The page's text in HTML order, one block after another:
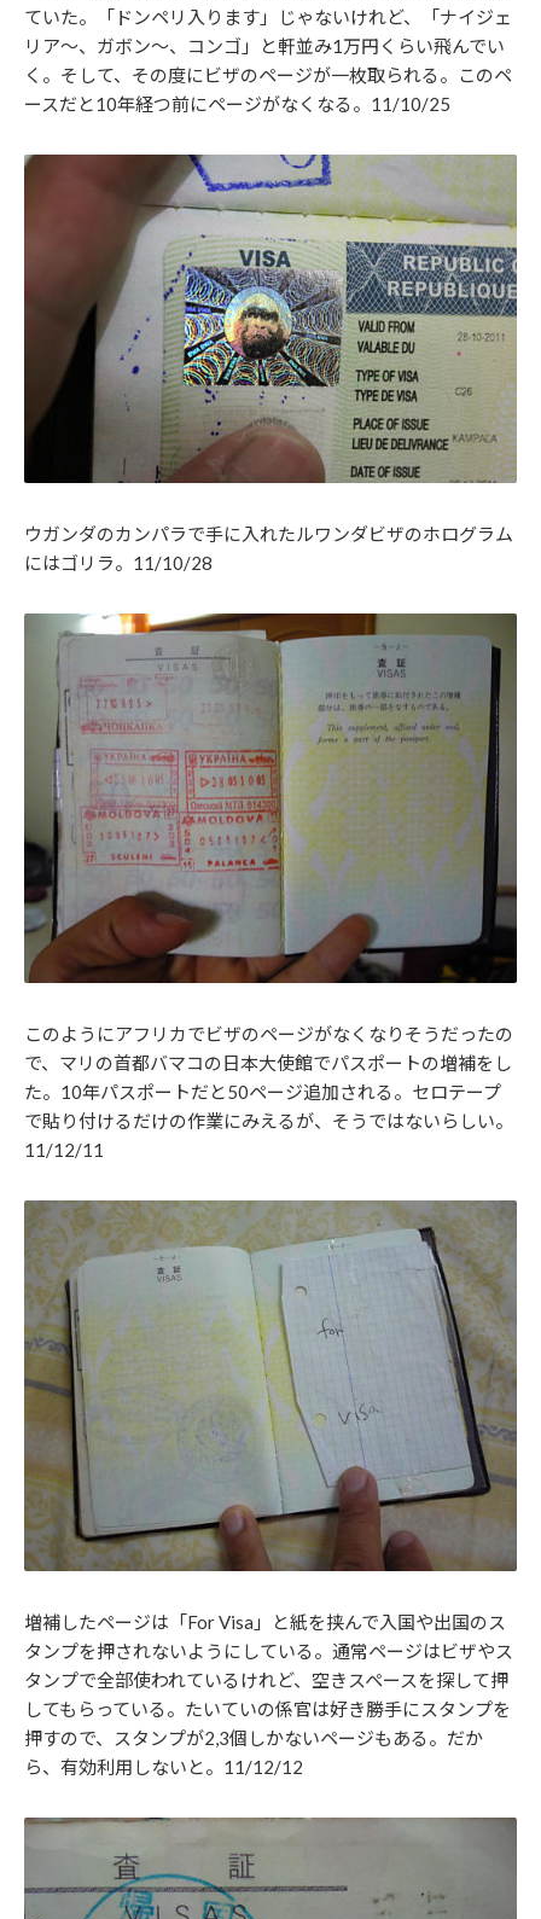
ていた。「ドンペリ入ります」じゃないけれど、「ナイジェ
リア～、ガボン～、コンゴ」と軒並み1万円くらい飛んでい
く。そして、その度にビザのページが一枚取られる。このペ
ースだと10年経つ前にページがなくなる。11/10/25
ウガンダのカンパラで手に入れたルワンダビザのホログラム
にはゴリラ。11/10/28
このようにアフリカでビザのページがなくなりそうだったの
で、マリの首都バマコの日本大使館でパスポートの増補をし
た。10年パスポートだと50ページ追加される。セロテープ
で貼り付けるだけの作業にみえるが、そうではないらしい。
11/12/11
増補したページは「For Visa」と紙を挟んで入国や出国のス
タンプを押されないようにしている。通常ページはビザやス
タンプで全部使われているけれど、空きスペースを探して押
してもらっている。たいていの係官は好き勝手にスタンプを
押すので、スタンプが2,3個しかないページもある。だか
ら、有効利用しないと。11/12/12